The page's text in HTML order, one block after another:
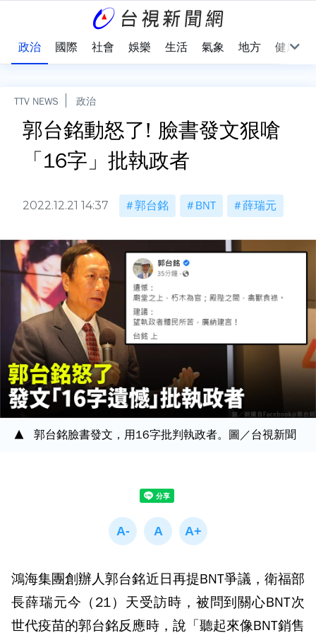
政治 國際 社會 娛樂 生活 氣象 地方 健康
TTV NEWS 政治
郭台銘動怒了! 臉書發文狠嗆
「16字」批執政者
2022.12.21 14:37 郭台銘 BNT 薛瑞元
郭台銘臉書發文，用16字批判執政者。圖／台視新聞
鴻海集團創辦人郭台銘近日再提BNT爭議，衛福部
長薛瑞元今（21）天受訪時，被問到關心BNT次
世代疫苗的郭台銘反應時，說「聽起來像BNT銷售